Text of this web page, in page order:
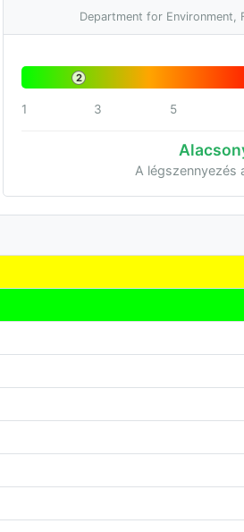
Department for Environment,
2
1 3 5
A légszennyezés